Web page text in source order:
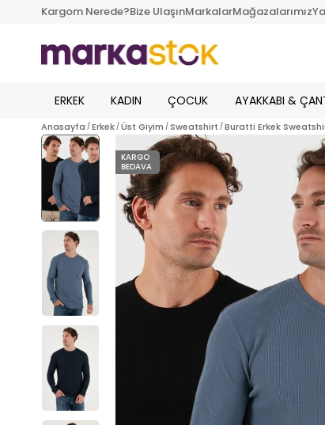
Kargom Nerede?Bize UlaşınMarkalarMağazalarımız
ERKEK KADIN ÇOCUK AYAKKABI &
Anasayfa Erkek Üst Giyim Sweatshirt Buratti Erkek
KARGO
BEDAVA